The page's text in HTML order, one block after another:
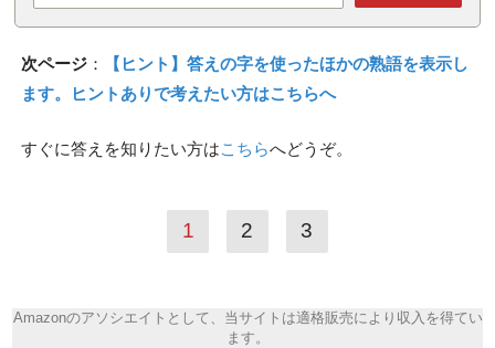
次ページ：
【ヒント】答えの字を使ったほかの熟語を表示し
ます。ヒントありで考えたい方はこちらへ
すぐに答えを知りたい方はこちらへどうぞ。
1 2 3
Amazonのアソシエイトとして、当サイトは適格販売により収入を得てい
ます。